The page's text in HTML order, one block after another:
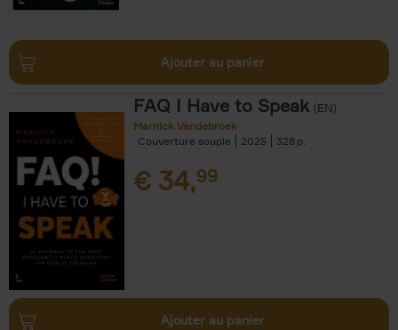
Ajouter au panier
FAQ I Have to Speak (EN)
Marnick Vandebroek
Couverture souple
2025 328
€ 34,99
Ajouter au panier